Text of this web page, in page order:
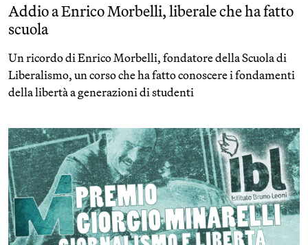
Addio a Enrico Morbelli, liberale che ha fatto
scuola
Un ricordo di Enrico Morbelli, fondatore della Scuola di
Liberalismo, un corso che ha fatto conoscere i fondamenti
della libertà a generazioni di studenti